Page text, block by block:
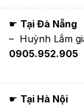
☛ Tại Đà Nẵng
– Huỳnh Lắm
0905.952.905
☛ Tại Hà Nội